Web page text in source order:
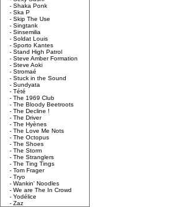
- Shaka Ponk
- Ska P
- Skip The Use
- Singtank
- Sinsemilia
- Soldat Louis
- Sporto Kantes
- Stand High Patrol
- Steve Amber Formation
- Steve Aoki
- Stromaé
- Stuck in the Sound
- Sundyata
- Tété
- The 1969 Club
- The Bloody Beetroots
- The Decline !
- The Driver
- The Hyènes
- The Love Me Nots
- The Octopus
- The Shoes
- The Storm
- The Stranglers
- The Ting Tings
- Tom Frager
- Tryo
- Wankin' Noodles
- We are The In Crowd
- Yodélice
- Zaz